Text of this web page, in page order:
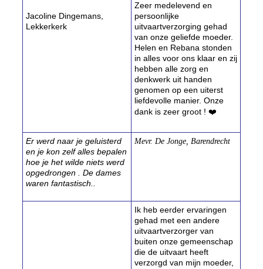
Jacoline Dingemans,
Lekkerkerk
Zeer medelevend en
persoonlijke
uitvaartverzorging gehad
van onze geliefde moeder.
Helen en Rebana stonden
in alles voor ons klaar en zij
hebben alle zorg en
denkwerk uit handen
genomen op een uiterst
liefdevolle manier. Onze
dank is zeer groot ! ❤️
Er werd naar je geluisterd
en je kon zelf alles bepalen
hoe je het wilde niets werd
opgedrongen . De dames
waren fantastisch..
Mevr. De Jonge, Barendrecht
Ik heb eerder ervaringen
gehad met een andere
uitvaartverzorger van
buiten onze gemeenschap
die de uitvaart heeft
verzorgd van mijn moeder,